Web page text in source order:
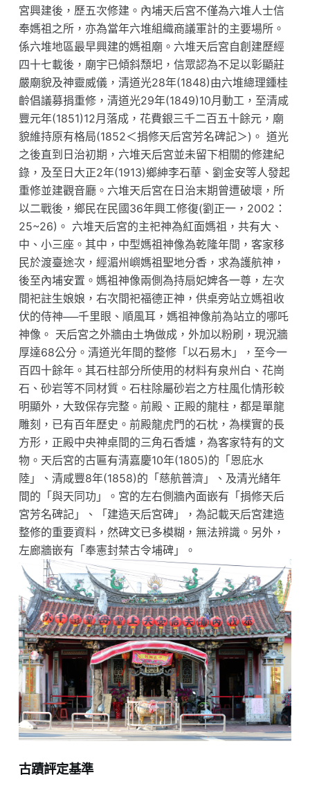
宮興建後，歷五次修建。內埔天后宮不僅為六堆人士信
奉媽祖之所，亦為當年六堆組織商議軍計的主要場所。
係六堆地區最早興建的媽祖廟。六堆天后宮自創建歷經
四十七載後，廟宇已傾斜頹圯，信眾認為不足以彰顯莊
嚴廟貌及神靈威儀，清道光28年(1848)由六堆總理鍾桂
齡倡議募捐重修，清道光29年(1849)10月動工，至清咸
豐元年(1851)12月落成，花費銀三千二百五十餘元，廟
貌維持原有格局(1852＜捐修天后宮芳名碑記＞)。 道光
之後直到日治初期，六堆天后宮並未留下相關的修建紀
錄，及至日大正2年(1913)鄉紳李石華、劉金安等人發起
重修並建觀音廳。六堆天后宮在日治末期曾遭破壞，所
以二戰後，鄉民在民國36年興工修復(劉正一，2002：
25~26)。 六堆天后宮的主祀神為紅面媽祖，共有大、
中、小三座。其中，中型媽祖神像為乾隆年間，客家移
民於渡臺途次，經湄州嶼媽祖聖地分香，求為護航神，
後至內埔安置。媽祖神像兩側為持扇妃婢各一尊，左次
間祀註生娘娘，右次間祀福德正神，供桌旁站立媽祖收
伏的侍神──千里眼、順風耳，媽祖神像前為站立的哪吒
神像。 天后宮之外牆由土埆做成，外加以粉刷，現況牆
厚達68公分。清道光年間的整修「以石易木」，至今一
百四十餘年。其石柱部分所使用的材料有泉州白、花崗
石、砂岩等不同材質。石柱除屬砂岩之方柱風化情形較
明顯外，大致保存完整。前殿、正殿的龍柱，都是單龍
雕刻，已有百年歷史。前殿龍虎門的石枕，為樸實的長
方形，正殿中央神桌間的三角石香爐，為客家特有的文
物。天后宮的古匾有清嘉慶10年(1805)的「恩庇水
陸」、清咸豐8年(1858)的「慈航普濟」、及清光緒年
間的「與天同功」。宮的左右側牆內面嵌有「捐修天后
宮芳名碑記」、「建造天后宮碑」，為記載天后宮建造
整修的重要資料，然碑文已多模糊，無法辨識。另外，
左廊牆嵌有「奉憲封禁古令埔碑」。
古蹟評定基準